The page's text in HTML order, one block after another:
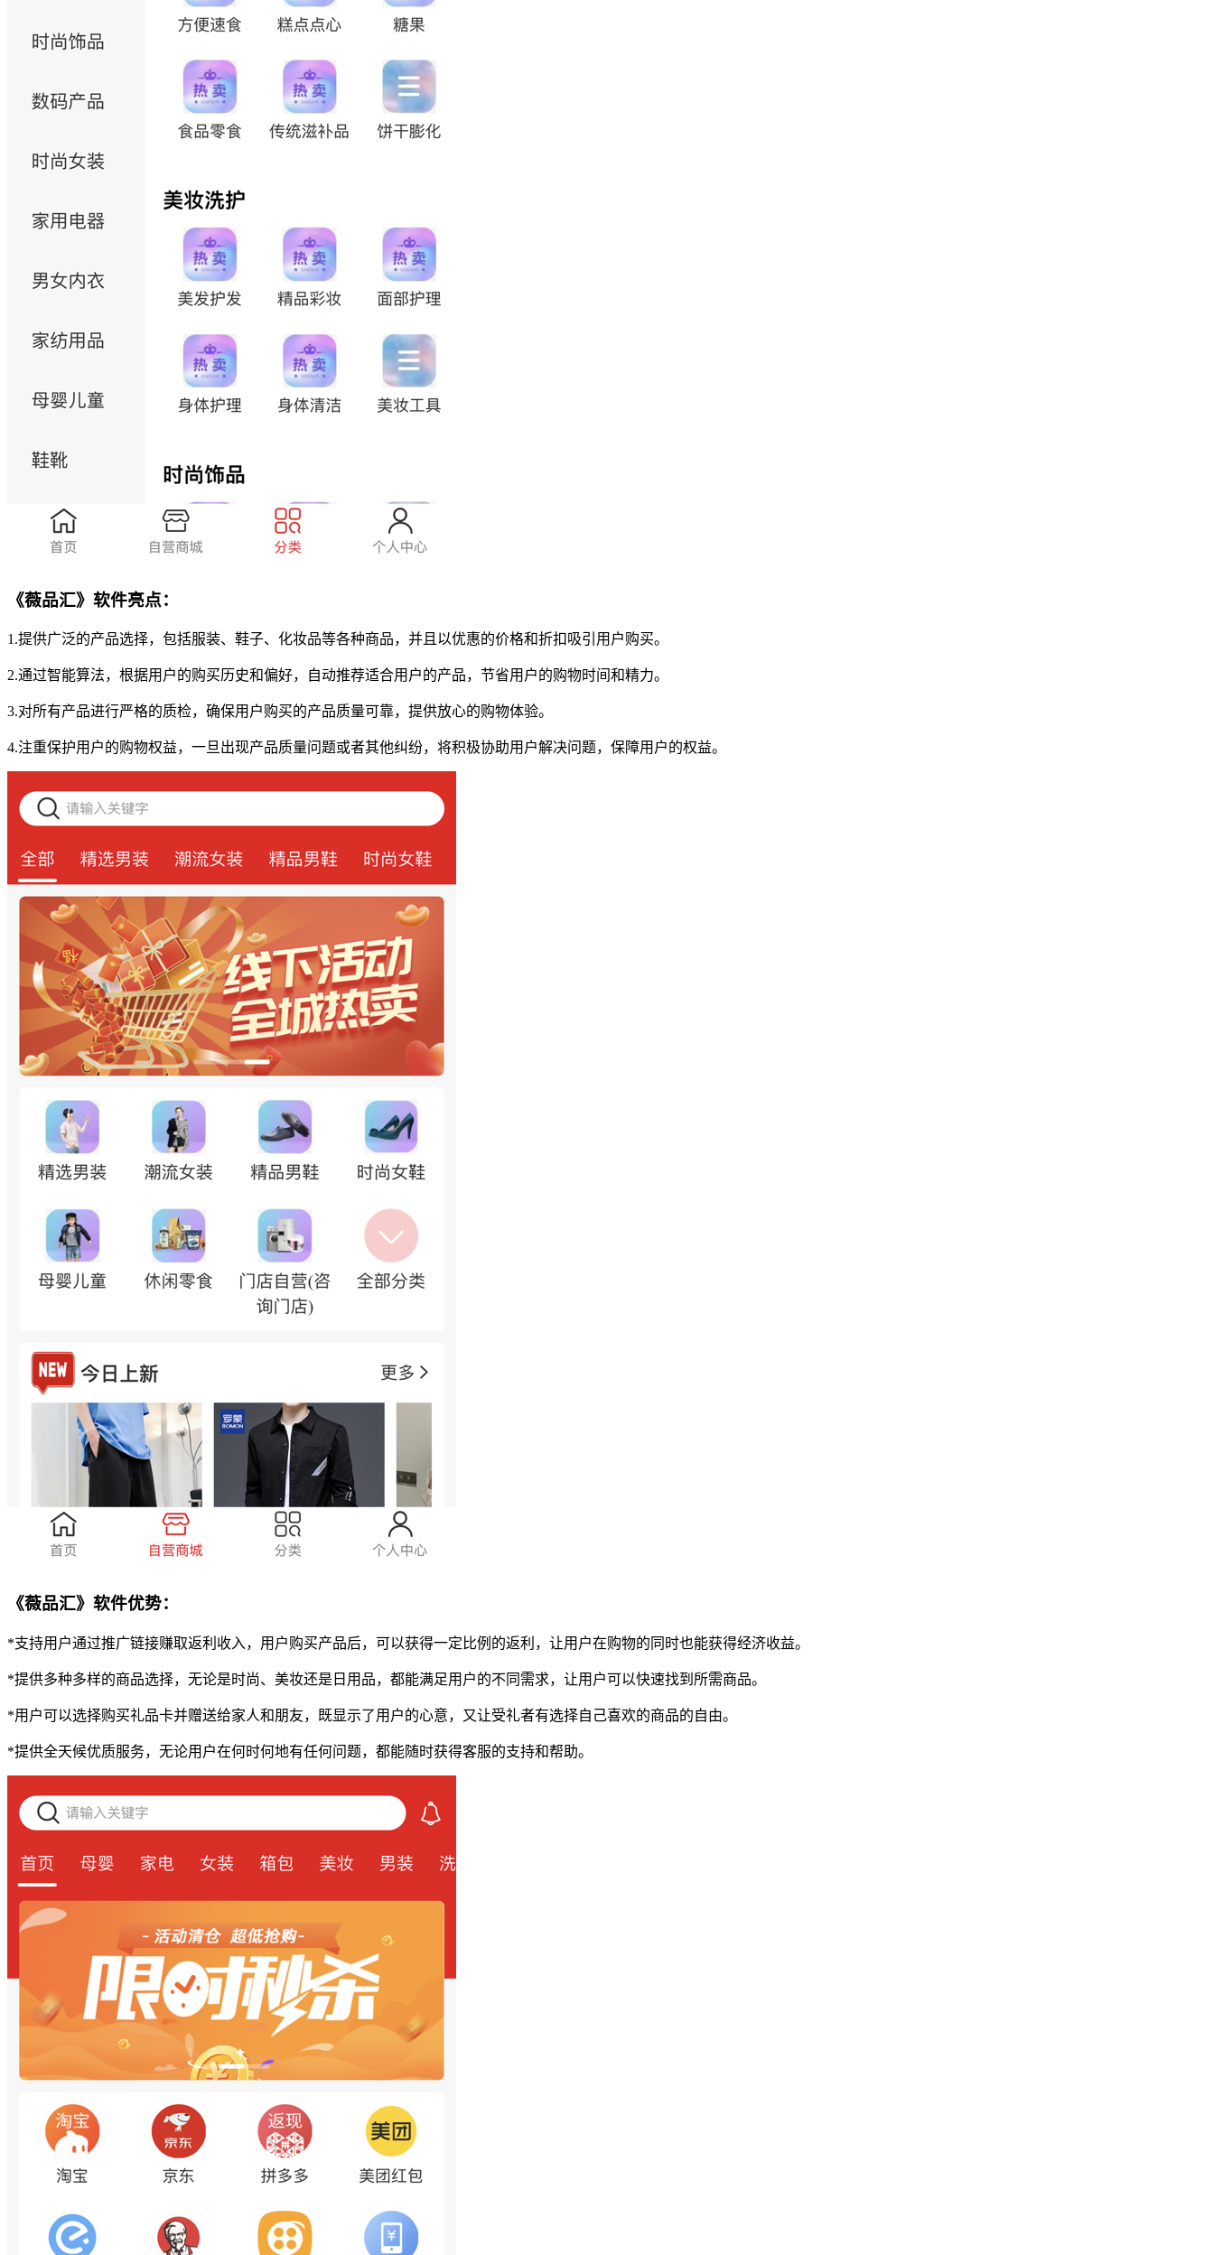
《薇品汇》软件亮点：
1.提供广泛的产品选择，包括服装、鞋子、化妆品等各种商品，并且以优惠的价格和折扣吸引用户购买。
2.通过智能算法，根据用户的购买历史和偏好，自动推荐适合用户的产品，节省用户的购物时间和精力。
3.对所有产品进行严格的质检，确保用户购买的产品质量可靠，提供放心的购物体验。
4.注重保护用户的购物权益，一旦出现产品质量问题或者其他纠纷，将积极协助用户解决问题，保障用户的权益。
《薇品汇》软件优势：
*支持用户通过推广链接赚取返利收入，用户购买产品后，可以获得一定比例的返利，让用户在购物的同时也能获得经济收益。
*提供多种多样的商品选择，无论是时尚、美妆还是日用品，都能满足用户的不同需求，让用户可以快速找到所需商品。
*用户可以选择购买礼品卡并赠送给家人和朋友，既显示了用户的心意，又让受礼者有选择自己喜欢的商品的自由。
*提供全天候优质服务，无论用户在何时何地有任何问题，都能随时获得客服的支持和帮助。